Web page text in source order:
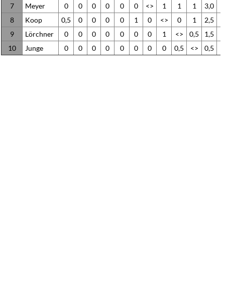
7
Meyer 0 0 0 0 0 0 <> 1 1 1
3,0
8
Koop 0,5 0 0 0 0 1 0 <> 0 1
2,5
9
Lörchner 0 0 0 0 0 0 0 1 <> 0,5
1,5
10
Junge 0 0 0 0 0 0 0 0 0,5 <> 0,5